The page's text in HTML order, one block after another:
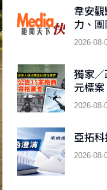
韋安
力、
2026-08-
獨家
元標
格審查
2026-08-
亞拓
2026-08-